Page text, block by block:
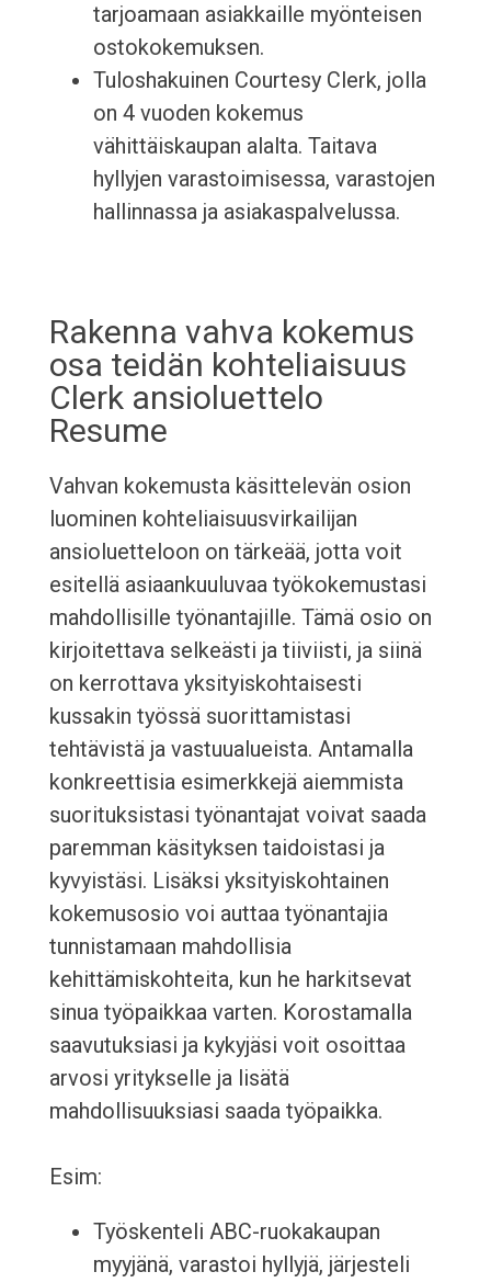
tarjoamaan asiakkaille myönteisen
ostokokemuksen.
Tuloshakuinen Courtesy Clerk, jolla
on 4 vuoden kokemus
vähittäiskaupan alalta. Taitava
hyllyjen varastoimisessa, varastojen
hallinnassa ja asiakaspalvelussa.
Rakenna vahva kokemus
osa teidän kohteliaisuus
Clerk ansioluettelo
Resume
Vahvan kokemusta käsittelevän osion
luominen kohteliaisuusvirkailijan
ansioluetteloon on tärkeää, jotta voit
esitellä asiaankuuluvaa työkokemustasi
mahdollisille työnantajille. Tämä osio on
kirjoitettava selkeästi ja tiiviisti, ja siinä
on kerrottava yksityiskohtaisesti
kussakin työssä suorittamistasi
tehtävistä ja vastuualueista. Antamalla
konkreettisia esimerkkejä aiemmista
suorituksistasi työnantajat voivat saada
paremman käsityksen taidoistasi ja
kyvyistäsi. Lisäksi yksityiskohtainen
kokemusosio voi auttaa työnantajia
tunnistamaan mahdollisia
kehittämiskohteita, kun he harkitsevat
sinua työpaikkaa varten. Korostamalla
saavutuksiasi ja kykyjäsi voit osoittaa
arvosi yritykselle ja lisätä
mahdollisuuksiasi saada työpaikka.
Esim:
Työskenteli ABC-ruokakaupan
myyjänä, varastoi hyllyjä, järjesteli